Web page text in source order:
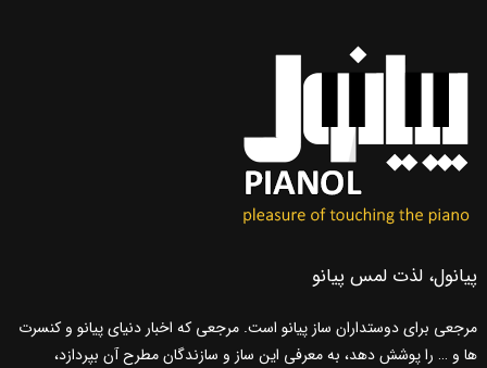
پیانول، لذت لمس پیانو
مرجعی برای دوستداران ساز پیانو است. مرجعی که اخبار دنیای پیانو و کنسرت
ها و … را پوشش دهد، به معرفی این ساز و سازندگان مطرح آن بپردازد،